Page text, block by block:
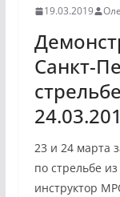
19.03.2019
Санкт-
23 и 24 марта
по стрельбе
инструктор